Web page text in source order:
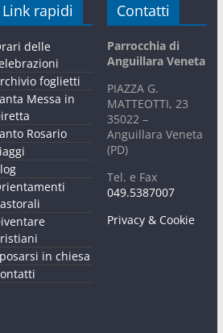
Link rapidi
delle
foglietti
Messa in
Rosario
in chiesa
Contatti
Parrocchia di
Anguillara Veneta
PIAZZA G.
MATTEOTTI, 23
35022 –
Anguillara Veneta
(PD)
Tel. e Fax
049.5387007
Privacy & Cookie